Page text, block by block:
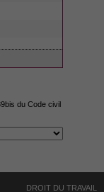
du Code civil
DROIT DU TRAVAIL